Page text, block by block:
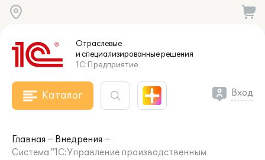
Отраслевые
и специализированныерешения
1С:Предприятие
Каталог Вход
Главная
Внедрения
Система "1С:Управление производственным